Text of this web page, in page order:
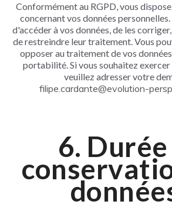
Conformément au RGPD, vous
concernant vos données
d'accéder à vos données, de les
de restreindre leur traitement. Vous
opposer au traitement de vos
portabilité. Si vous souhaitez
veuillez adresser votre
filipe.cardante@evolution-
6.